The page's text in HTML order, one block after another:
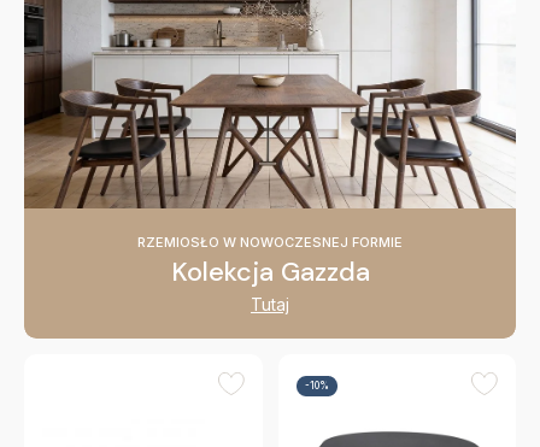
RZEMIOSŁO W NOWOCZESNEJ FORMIE
Kolekcja Gazzda
Tutaj
-10%